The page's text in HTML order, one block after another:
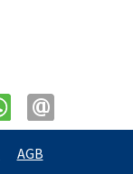
AGB